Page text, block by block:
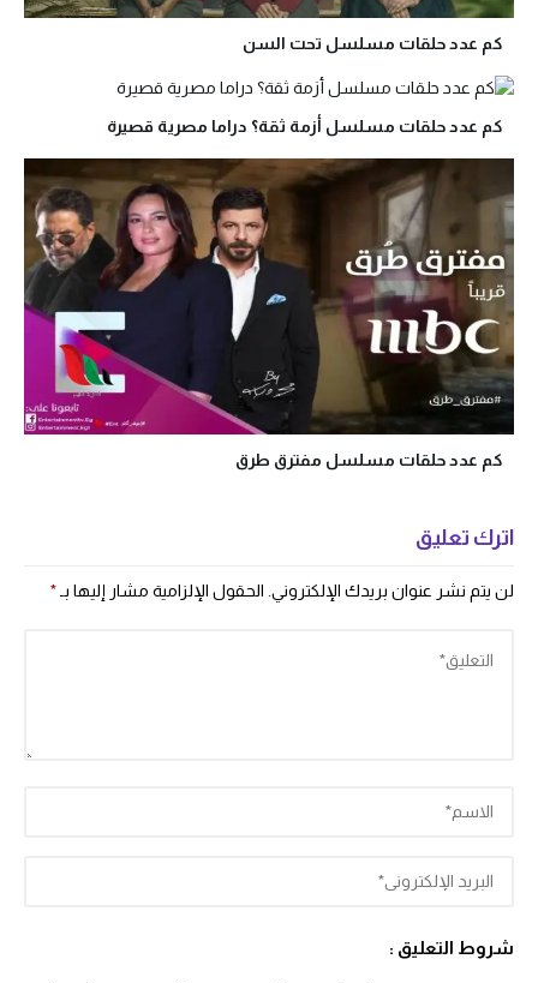
كم عدد حلقات مسلسل تحت السن
كم عدد حلقات مسلسل أزمة ثقة؟ دراما مصرية قصيرة
كم عدد حلقات مسلسل مفترق طرق
اترك تعليق
لن يتم نشر عنوان بريدك الإلكتروني. الحقول الإلزامية مشار إليها بـ *
شروط التعليق :